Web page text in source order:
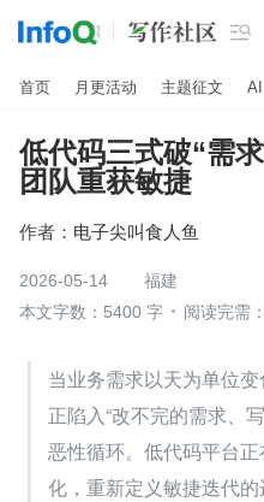

首页 月更活动 主题征文 AI
低代码三式破“需
团队重获敏捷
作者： 电子尖叫食人鱼
2026-05-14
福建
本文字数：5400 字
阅读完需
当业务需求以天为单位
正陷入“改不完的需求、
恶性循环。低代码平台
化，重新定义敏捷迭代的